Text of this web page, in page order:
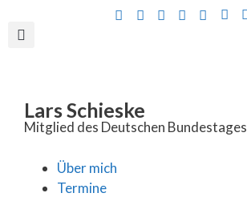
Lars Schieske
Mitglied des Deutschen Bundestages
Über mich
Termine